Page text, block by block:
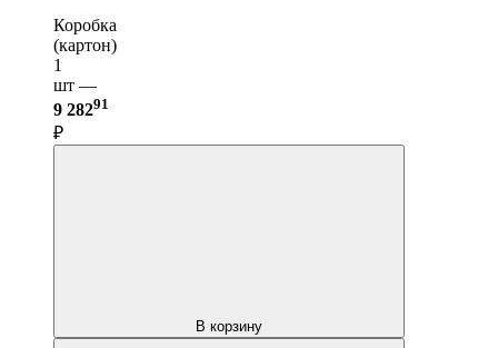
Коробка
(картон)
1
шт —
9 28291
₽
В корзину